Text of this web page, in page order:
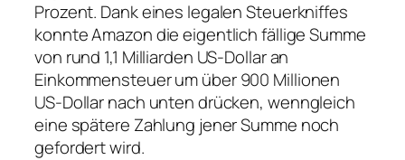
Prozent. Dank eines legalen Steuerkniffes
konnte Amazon die eigentlich fällige Summe
von rund 1,1 Milliarden US-Dollar an
Einkommensteuer um über 900 Millionen
US-Dollar nach unten drücken, wenngleich
eine spätere Zahlung jener Summe noch
gefordert wird.